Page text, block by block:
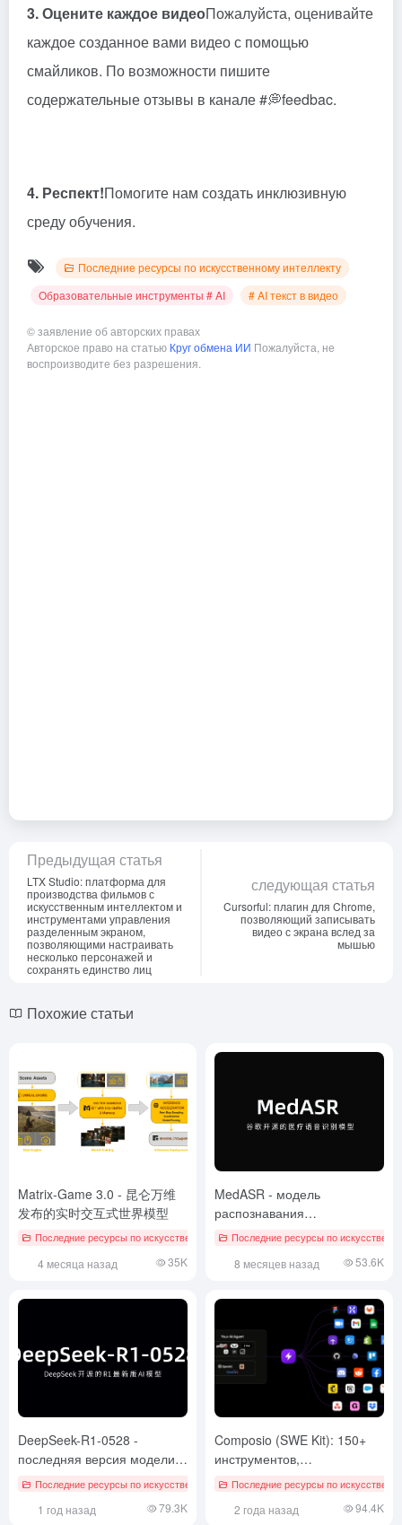
3. Оцените каждое видеоПожалуйста, оценивайте
каждое созданное вами видео с помощью
смайликов. По возможности пишите
содержательные отзывы в канале #💭feedbac.
4. Респект!Помогите нам создать инклюзивную
среду обучения.
Последние ресурсы по искусственному интеллекту
Образовательные инструменты # AI
# AI текст в видео
©заявление об авторских правах
Авторское право на статью Круг обмена ИИ Пожалуйста, не
воспроизводите без разрешения.
Предыдущая статья
LTX Studio: платформа для
производства фильмов с
искусственным интеллектом и
инструментами управления
разделенным экраном,
позволяющими настраивать
несколько персонажей и
сохранять единство лиц
следующая статья
Cursorful: плагин для Chrome,
позволяющий записывать
видео с экрана вслед за
мышью
Похожие статьи
Matrix-Game 3.0 - 昆仑万维
发布的实时交互式世界模型
Последние ресурсы по искусственному интеллекту
4 месяца назад 35K
MedASR - модель
распознавания
медицинской речи с
от Google
Последние ресурсы по
8 месяцев назад 53.6K
DeepSeek-R1-0528 -
последняя версия модели
ИИ R1 компании DeepSeek
с открытым исходным
кодом.
Последние ресурсы по искусственному интеллекту
1 год назад 79.3K
Composio (SWE Kit): 150+
инструментов,
интегрированных в одну
строку кода, для создания
персонализированных ИИ-
Последние ресурсы по
2 года назад 94.4K